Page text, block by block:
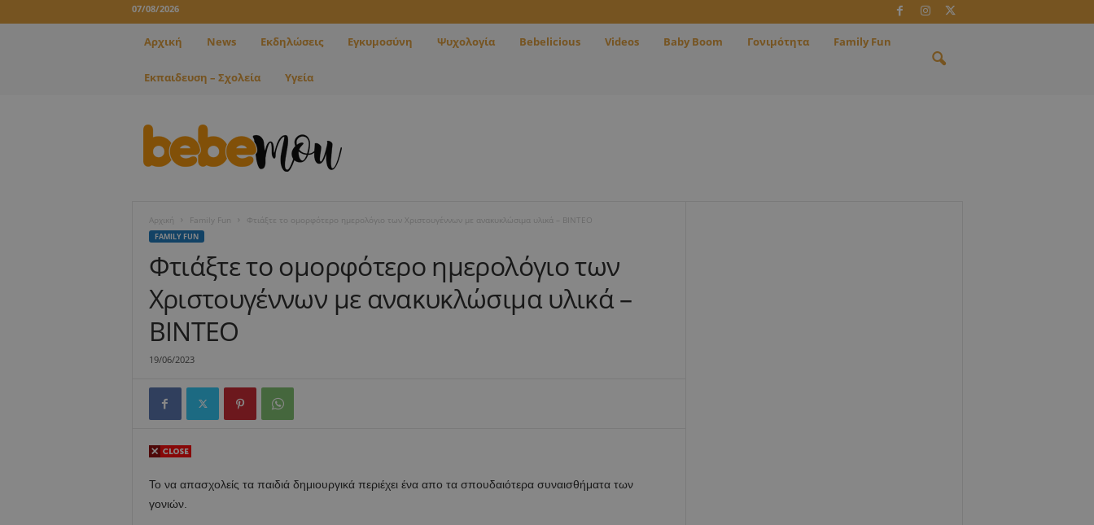
07/08/2026
Αρχική News Εκδηλώσεις Εγκυμοσύνη Ψυχολογία Bebelicious Videos Baby Boom Γονιμότητα Family Fun
Εκπαιδευση – Σχολεία Υγεία
Αρχική Family Fun Φτιάξτε το ομορφότερο ημερολόγιο των Χριστουγέννων με ανακυκλώσιμα υλικά – ΒΙΝΤΕΟ
FAMILY FUN
Φτιάξτε το ομορφότερο ημερολόγιο των
Χριστουγέννων με ανακυκλώσιμα υλικά –
ΒΙΝΤΕΟ
19/06/2023
Το να απασχολείς τα παιδιά δημιουργικά περιέχει ένα απο τα σπουδαιότερα συναισθήματα των
γονιών.